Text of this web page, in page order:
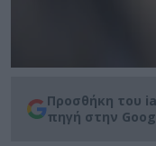
Προσθήκη του
πηγή στην